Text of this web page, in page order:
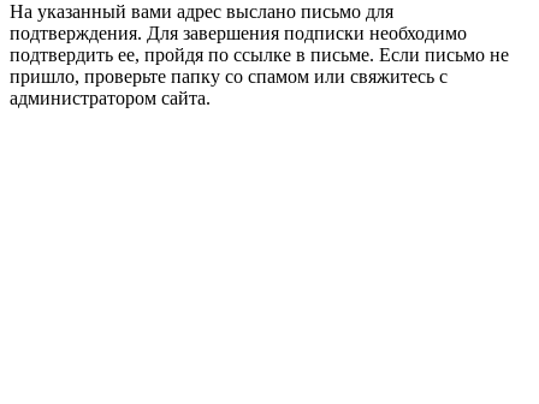
На указанный вами адрес выслано письмо для
подтверждения. Для завершения подписки необходимо
подтвердить ее, пройдя по ссылке в письме. Если письмо не
пришло, проверьте папку со спамом или свяжитесь с
администратором сайта.